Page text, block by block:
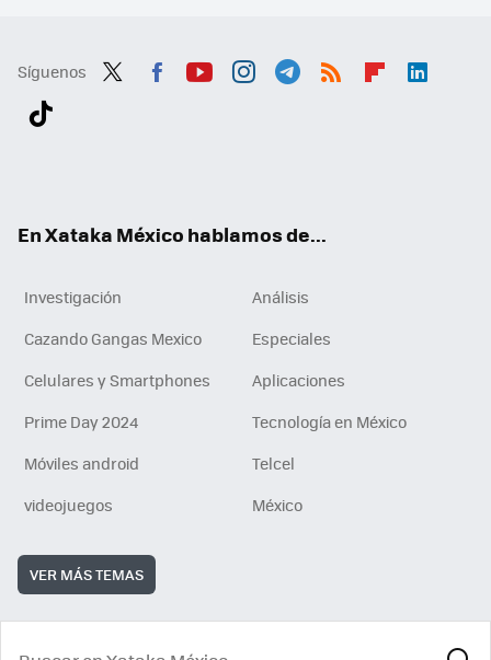
Síguenos
En Xataka México hablamos de...
Investigación
Análisis
Cazando Gangas Mexico
Especiales
Celulares y Smartphones
Aplicaciones
Prime Day 2024
Tecnología en México
Móviles android
Telcel
videojuegos
México
VER MÁS TEMAS